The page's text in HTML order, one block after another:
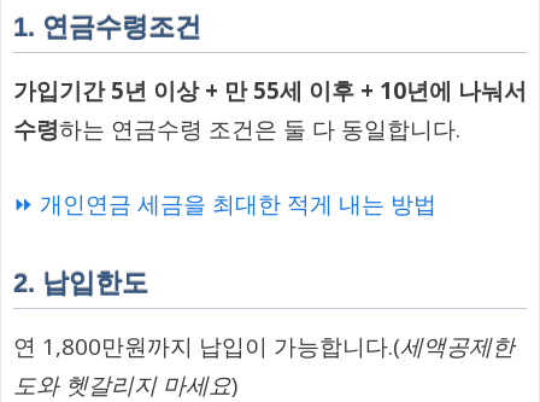
1. 연금수령조건
가입기간 5년 이상 + 만 55세 이후 + 10년에 나눠서
수령하는 연금수령 조건은 둘 다 동일합니다.
⏩ 개인연금 세금을 최대한 적게 내는 방법
2. 납입한도
연 1,800만원까지 납입이 가능합니다.(세액공제한
도와 헷갈리지 마세요)